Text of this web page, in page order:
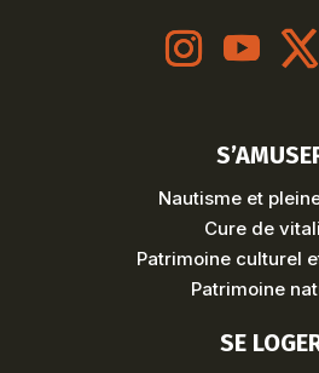
Nautisme et
Cure de
Patrimoine culturel
Patrimoine
SE